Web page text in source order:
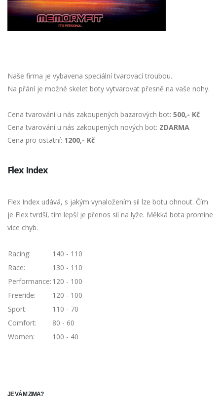
Naše firma je vybavena speciální tvarovací troubou.
Na přání je možné skelet boty vytvarovat přesně na vaše nohy.
Cena tvarování u nás zakoupených bazarových bot: 500,- Kč
Cena tvarování u nás zakoupených nových bot: ZDARMA
Cena pro ostatní: 1200,- Kč
Flex Index
Flex Index udává, s jakým vynaložením sil lze botu ohnout. Čím
je Flex tvrdší, tím lepší je přenos sil na lyže. Měkká bota promine
více chyb.
Racing:
140 - 110
Race:
130 - 110
Performance: 120 - 100
Freeride:
120 - 100
Sport:
110 - 70
Comfort:
80 - 60
Women:
100 - 40
JE VÁM ZIMA?